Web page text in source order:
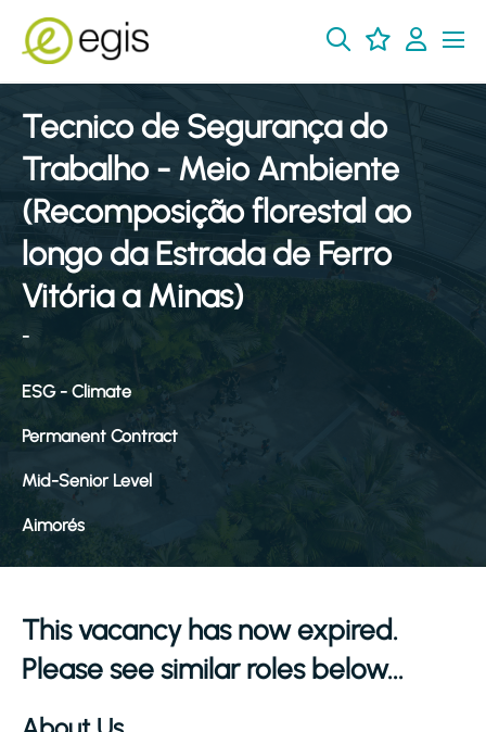
Tecnico de Segurança do
Trabalho - Meio Ambiente
(Recomposição florestal ao
longo da Estrada de Ferro
Vitória a Minas)
-
ESG - Climate
Permanent Contract
Mid-Senior Level
Aimorés
This vacancy has now expired.
Please see similar roles below...